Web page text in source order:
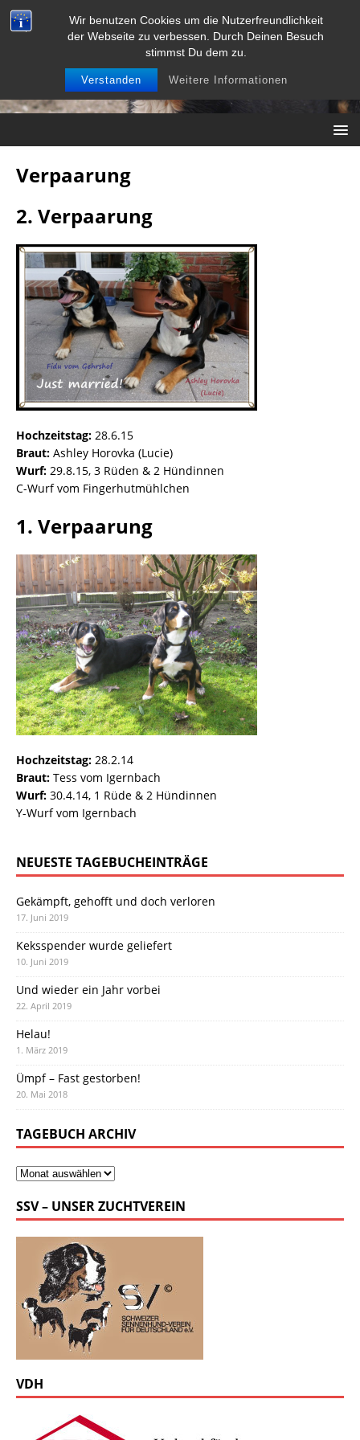
Wir benutzen Cookies um die Nutzerfreundlichkeit
der Webseite zu verbessen. Durch Deinen Besuch
stimmst Du dem zu.
Verstanden Weitere Informationen
Verpaarung
2. Verpaarung
Hochzeitstag: 28.6.15
Braut: Ashley Horovka (Lucie)
Wurf: 29.8.15, 3 Rüden & 2 Hündinnen
C-Wurf vom Fingerhutmühlchen
1. Verpaarung
Hochzeitstag: 28.2.14
Braut: Tess vom Igernbach
Wurf: 30.4.14, 1 Rüde & 2 Hündinnen
Y-Wurf vom Igernbach
NEUESTE TAGEBUCHEINTRÄGE
Gekämpft, gehofft und doch verloren
17. Juni 2019
Keksspender wurde geliefert
10. Juni 2019
Und wieder ein Jahr vorbei
22. April 2019
Helau!
1. März 2019
Ümpf – Fast gestorben!
20. Mai 2018
TAGEBUCH ARCHIV
SSV – UNSER ZUCHTVEREIN
VDH